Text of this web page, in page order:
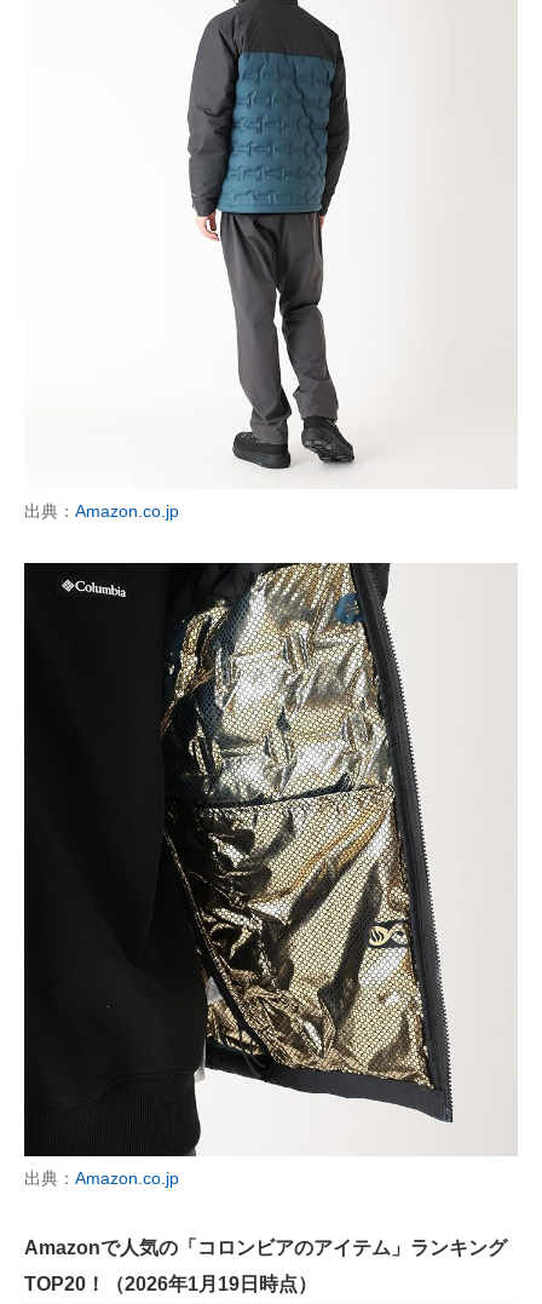
出典： Amazon.co.jp
出典： Amazon.co.jp
Amazonで人気の「コロンビアのアイテム」ランキング
TOP20！（2026年1月19日時点）